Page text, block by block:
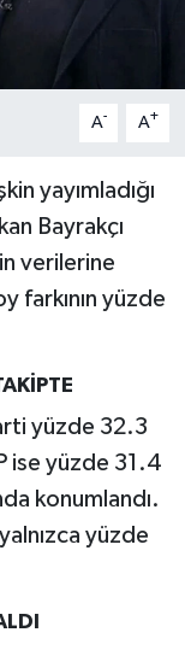
A- A+
yayımladığı
Bayrakçı
verilerine
farkının yüzde
yüzde 32.3
ise yüzde 31.4
konumlandı.
yüzde